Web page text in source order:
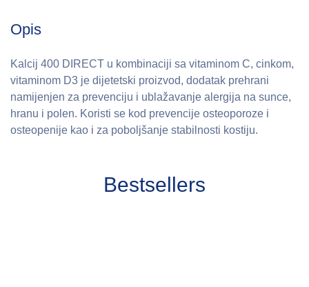
Opis
Kalcij 400 DIRECT u kombinaciji sa vitaminom C, cinkom,
vitaminom D3 je dijetetski proizvod, dodatak prehrani
namijenjen za prevenciju i ublažavanje alergija na sunce,
hranu i polen. Koristi se kod prevencije osteoporoze i
osteopenije kao i za poboljšanje stabilnosti kostiju.
Bestsellers